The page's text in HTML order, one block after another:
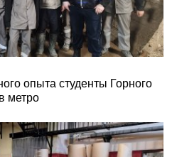
опыта студенты Горного
метро